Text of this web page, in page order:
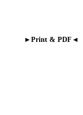
►Print & PDF◄